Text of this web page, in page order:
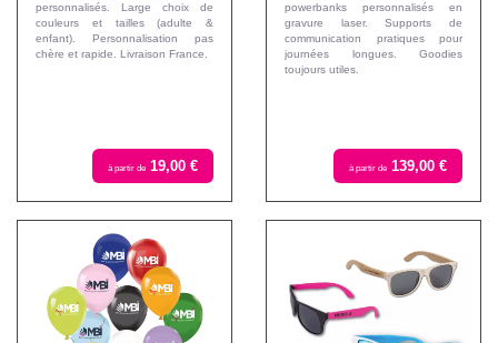
personnalisés. Large choix de
couleurs et tailles (adulte &
enfant). Personnalisation pas
chère et rapide. Livraison France.
à partir de 19,00 €
powerbanks personnalisés en
gravure laser. Supports de
communication pratiques pour
journées longues. Goodies
toujours utiles.
à partir de 139,00 €